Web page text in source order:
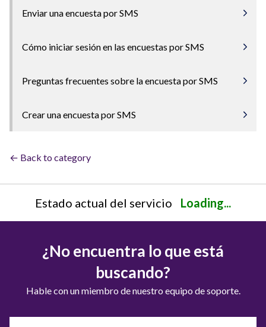
Enviar una encuesta por SMS
Cómo iniciar sesión en las encuestas por SMS
Preguntas frecuentes sobre la encuesta por SMS
Crear una encuesta por SMS
← Back to category
Estado actual del servicio Loading...
¿No encuentra lo que está
buscando?
Hable con un miembro de nuestro equipo de soporte.